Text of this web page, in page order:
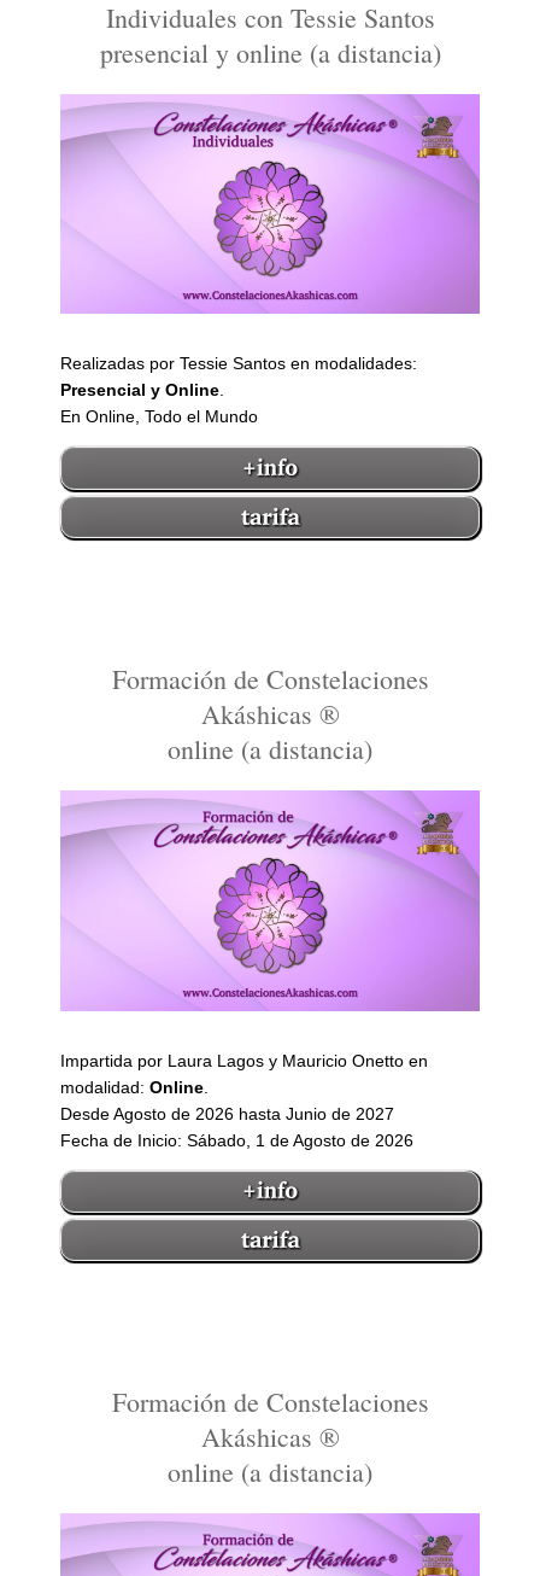
Individuales con Tessie Santos
presencial y online (a distancia)
Realizadas por Tessie Santos en modalidades:
Presencial y Online.
En Online, Todo el Mundo
Formación de Constelaciones
Akáshicas ®
online (a distancia)
Impartida por Laura Lagos y Mauricio Onetto en
modalidad: Online
Desde Agosto de 2026 hasta Junio de 2027
Fecha de Inicio: Sábado, 1 de Agosto de 2026
Formación de Constelaciones
Akáshicas ®
online (a distancia)